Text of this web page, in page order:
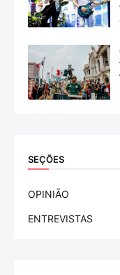
SEÇÕES
OPINIÃO
ENTREVISTAS